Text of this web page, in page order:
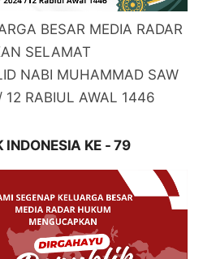
BESAR MEDIA RADAR
SELAMAT
NABI MUHAMMAD SAW
12 RABIUL AWAL 1446
INDONESIA KE - 79